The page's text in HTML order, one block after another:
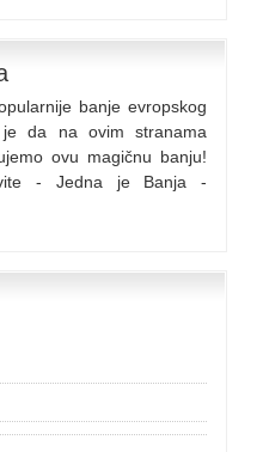
banje evropskog
da na ovim stranama
ovu magičnu banju!
- Jedna je Banja -